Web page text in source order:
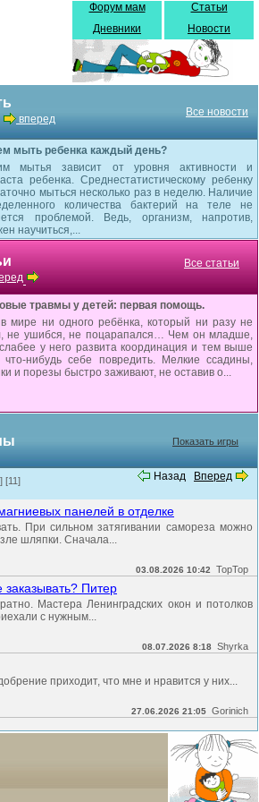
Форум мам
Дневники
Статьи
Новости
вперед
Все новости
мыть ребенка каждый день?
мытья зависит от уровня активности и
ребенка. Среднестатистическому ребенку
мыться несколько раз в неделю. Наличие
количества бактерий на теле не
проблемой. Ведь, организм, напротив,
научиться,...
Все статьи
травмы у детей: первая помощь.
мире ни одного ребёнка, который ни разу не
не ушибся, не поцарапался… Чем он младше,
у него развита координация и тем выше
что-нибудь себе повредить. Мелкие ссадины,
и порезы быстро заживают, не оставив о...
Показать игры
Назад Вперед
[11]
панелей в отделке
При сильном затягивании самореза можно
шляпки. Сначала...
03.08.2026 10:42 TopTop
Питер
Мастера Ленинградских окон и потолков
с нужным...
08.07.2026 8:18 Shyrka
приходит, что мне и нравится у них...
27.06.2026 21:05 Gorinich